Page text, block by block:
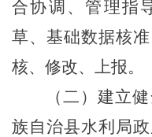
合协调、管理指
草、基础数据核
核、修改、上报。
（二）建立
族自治县水利局